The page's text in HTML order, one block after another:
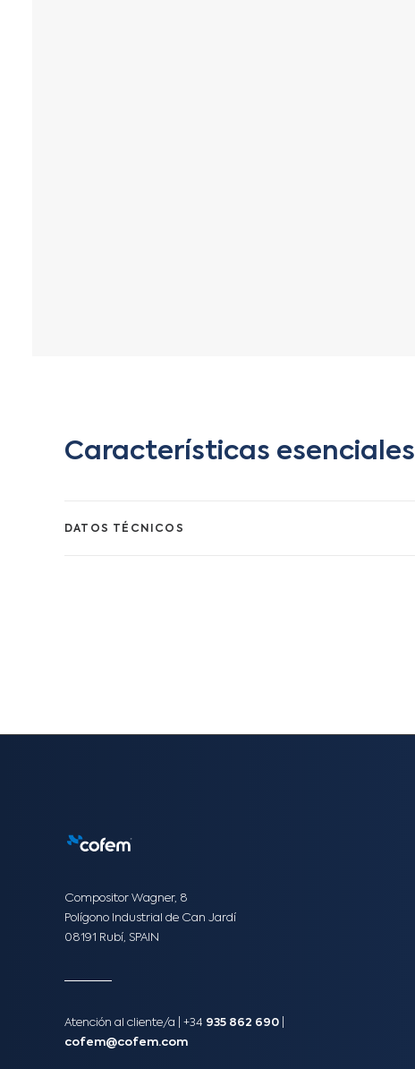
Características esenciales
DATOS TÉCNICOS
Compositor Wagner, 8
Polígono Industrial de Can Jardí
08191 Rubí, SPAIN
Atención al cliente/a​ | +34 935 862 690
cofem@cofem.com